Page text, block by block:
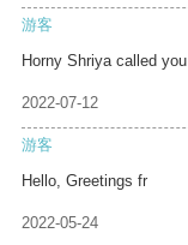
游客
Horny Shriya called you
2022-07-12
游客
Hello, Greetings fr
2022-05-24